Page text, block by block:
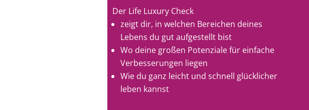
Der Life Luxury Check
zeigt dir, in welchen Bereichen deines
Lebens du gut aufgestellt bist
Wo deine großen Potenziale für einfache
Verbesserungen liegen
Wie du ganz leicht und schnell glücklicher
leben kannst